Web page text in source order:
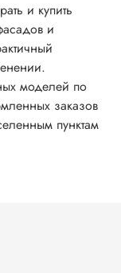
и купить
и
моделей по
заказов
пунктам